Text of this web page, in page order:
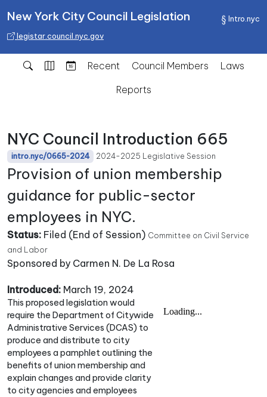
Intro.nyc
New York City Council Legislation
legistar.council.nyc.gov
Recent Council Members
Laws
Reports
NYC Council Introduction 665
intro.nyc/0665-2024 2024-2025 Legislative Session
Provision of union membership
guidance for public-sector
employees in NYC.
Status: Filed (End of Session) Committee on Civil Service
and Labor
Sponsored by Carmen N. De La Rosa
Introduced: March 19, 2024
This proposed legislation would
require the Department of Citywide
Administrative Services (DCAS) to
produce and distribute to city
employees a pamphlet outlining the
benefits of union membership and
explain changes and provide clarity
to city agencies and employees